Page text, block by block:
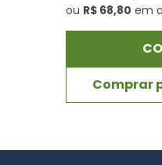
ou R$ 68,80 em
Comprar